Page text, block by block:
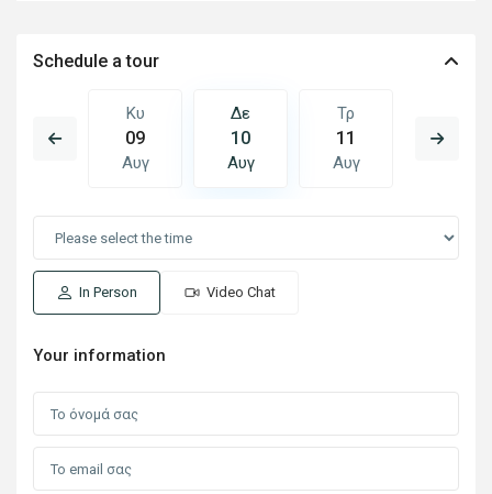
Schedule a tour
Κυ
09
Αυγ
Δε
10
Αυγ
Τρ
11
Αυγ
12
In Person Video Chat
Your information